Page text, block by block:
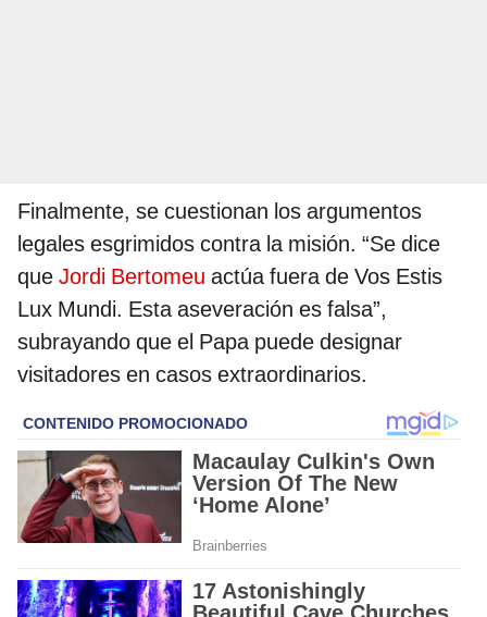
Finalmente, se cuestionan los argumentos
legales esgrimidos contra la misión. “Se dice
que Jordi Bertomeu actúa fuera de Vos Estis
Lux Mundi. Esta aseveración es falsa”,
subrayando que el Papa puede designar
visitadores en casos extraordinarios.